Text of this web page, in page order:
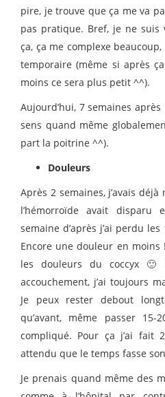
pire, je trouve que ça me va
pas pratique. Bref, je ne suis
ça, ça me complexe
temporaire (même si après
moins ce sera plus petit ^^).
Aujourd’hui, 7 semaines
sens quand même
part la poitrine ^^).
Douleurs
Après 2 semaines, j’avais
l’hémorroïde avait
semaine d’après j’ai perdu
Encore une douleur en
les douleurs du coccyx 🙂
accouchement, j’ai toujours
Je peux rester debout
qu’avant, même passer 15-
compliqué. Pour ça j’ai fait
attendu que le temps fasse
Je prenais quand même des